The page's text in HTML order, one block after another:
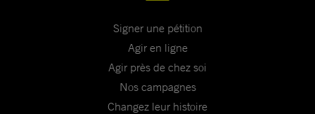
Signer une pétition
Agir en ligne
Agir près de chez soi
Nos campagnes
Changez leur histoire